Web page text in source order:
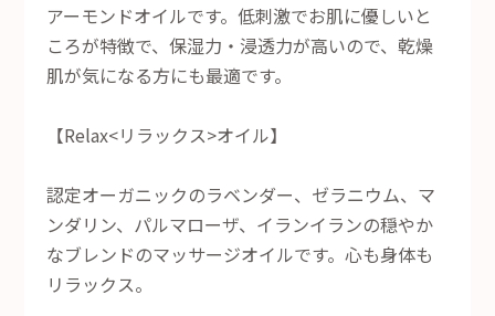
アーモンドオイルです。低刺激でお肌に優しいと
ころが特徴で、保湿力・浸透力が高いので、乾燥
肌が気になる方にも最適です。
【Relax<リラックス>オイル】
認定オーガニックのラベンダー、ゼラニウム、マ
ンダリン、パルマローザ、イランイランの穏やか
なブレンドのマッサージオイルです。心も身体も
リラックス。